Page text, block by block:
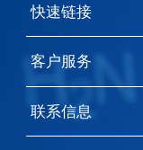
快速链接
客户服务
联系信息